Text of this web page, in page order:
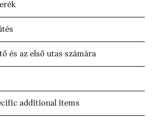
és az első utas számára
additional items